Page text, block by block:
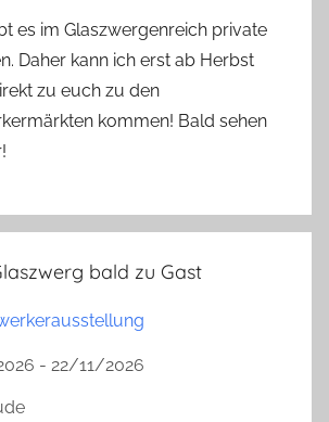
es im Glaszwergenreich private
Daher kann ich erst ab Herbst
zu euch zu den
kommen! Bald sehen
bald zu Gast
- 22/11/2026